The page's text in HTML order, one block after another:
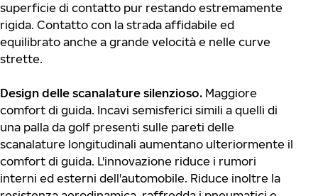
superficie di contatto pur restando estremamente
rigida. Contatto con la strada affidabile ed
equilibrato anche a grande velocità e nelle curve
strette.
Design delle scanalature silenzioso. Maggiore
comfort di guida. Incavi semisferici simili a quelli di
una palla da golf presenti sulle pareti delle
scanalature longitudinali aumentano ulteriormente il
comfort di guida. L'innovazione riduce i rumori
interni ed esterni dell'automobile. Riduce inoltre la